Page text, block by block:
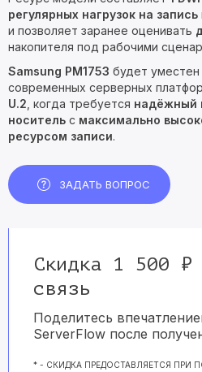
регулярных нагрузок на запись
и позволяет заранее оценивать
накопителя под рабочими
Samsung PM1753 будет уместен
современных серверных
U.2 , когда требуется надёжный
носитель с максимально
ресурсом записи.
ЗАДАТЬ ВОПРОС
Скидка 1 500 ₽
связь
Поделитесь
ServerFlow после
* - СКИДКА ПРЕДОСТАВЛЯЕТСЯ ПРИ